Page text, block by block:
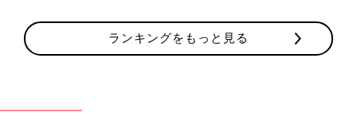
ランキングをもっと見る